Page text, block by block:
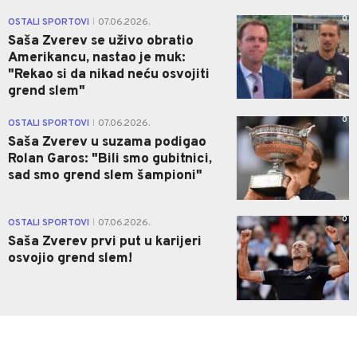
OSTALI SPORTOVI 07.06.2026.
Saša Zverev se uživo obratio
Amerikancu, nastao je muk:
"Rekao si da nikad neću osvojiti
grend slem"
0
OSTALI SPORTOVI 07.06.2026.
Saša Zverev u suzama podigao
Rolan Garos: "Bili smo gubitnici,
sad smo grend slem šampioni"
0
OSTALI SPORTOVI 07.06.2026.
Saša Zverev prvi put u karijeri
osvojio grend slem!
0